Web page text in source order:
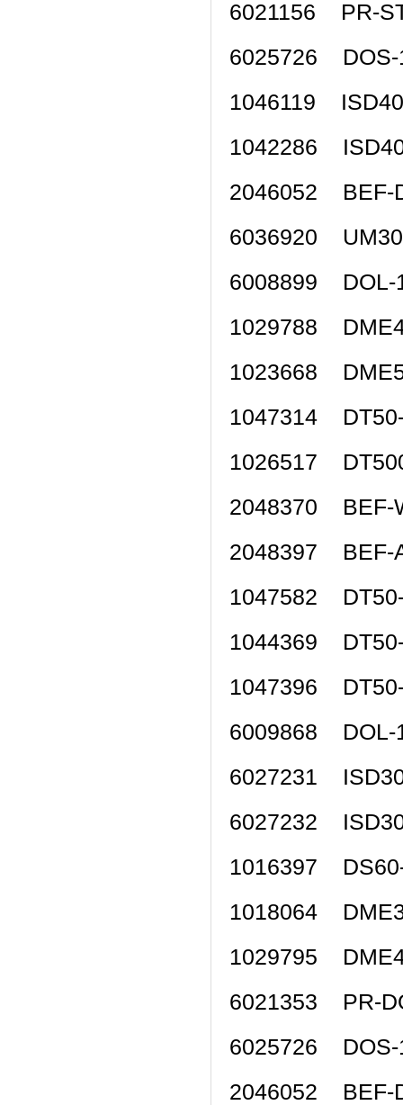
6021156 PR-
6025726
1046119
1042286
2046052
6036920
6008899
1029788
1023668
1047314
1026517
2048370
2048397
1047582
1044369
1047396
6009868
6027231
6027232
1016397
1018064
1029795
6021353 PR-
6025726
2046052